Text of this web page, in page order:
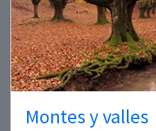
Montes y valles